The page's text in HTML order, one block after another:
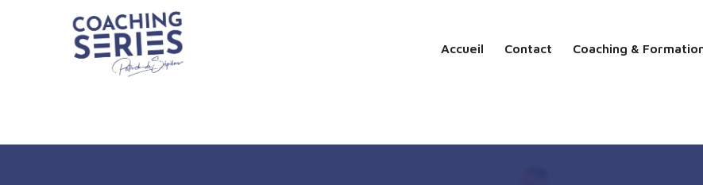
Accueil Contact Coaching &